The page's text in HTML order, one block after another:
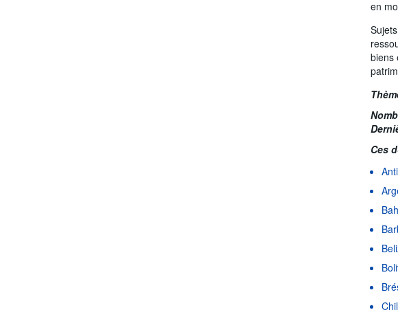
en
biens
Ces